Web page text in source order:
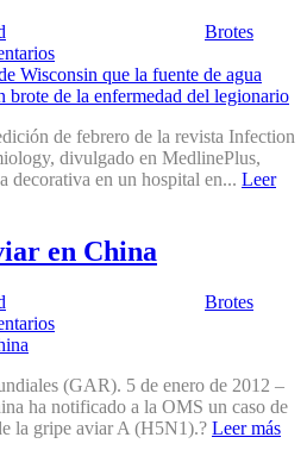
Brotes
de febrero de la revista Infection
divulgado en MedlinePlus,
decorativa en un hospital en... Leer
en China
Brotes
(GAR). 5 de enero de 2012 –
ha notificado a la OMS un caso de
la gripe aviar A (H5N1).? Leer más